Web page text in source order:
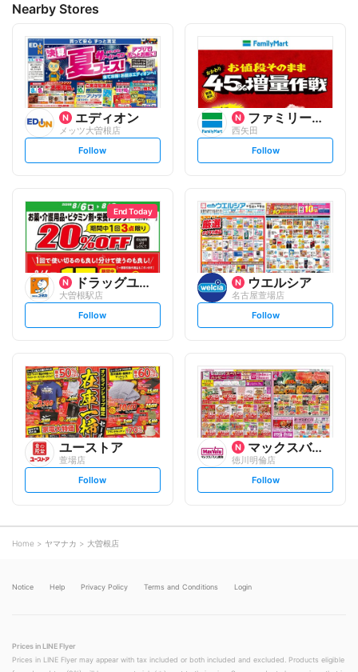
Nearby Stores
エディオン
メッツ大曽根店
s
t
l
o
w
Follow
ファミリーマート
西矢田
s
t
l
o
w
Follow
End Today
ドラッグユタカ
大曽根駅店
s
t
l
o
w
Follow
ウエルシア
名古屋萱場店
s
t
l
o
w
Follow
ユーストア
萱場店
s
t
o
w
Follow
マックスバリュ
徳川明倫店
s
t
Follow
Home ヤマナカ 大曽根店
Notice Help Privacy Policy Terms and Conditions Login
Prices in LINE Flyer
Prices in LINE Flyer may appear with tax included or both included and excluded. Products eligible